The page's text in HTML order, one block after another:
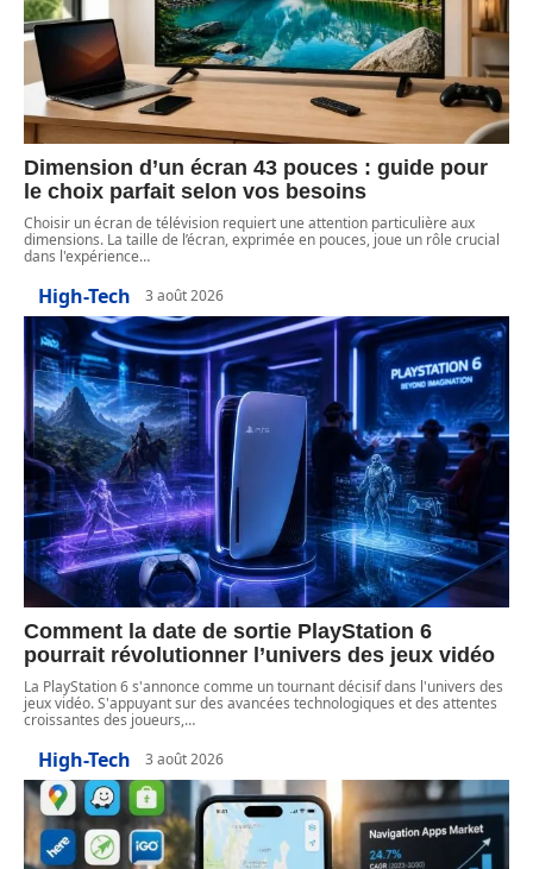
Dimension d’un écran 43 pouces : guide pour
le choix parfait selon vos besoins
Choisir un écran de télévision requiert une attention particulière aux
dimensions. La taille de l’écran, exprimée en pouces, joue un rôle crucial
dans l'expérience…
High-Tech 3 août 2026
Comment la date de sortie PlayStation 6
pourrait révolutionner l’univers des jeux vidéo
La PlayStation 6 s'annonce comme un tournant décisif dans l'univers des
jeux vidéo. S'appuyant sur des avancées technologiques et des attentes
croissantes des joueurs,…
High-Tech 3 août 2026